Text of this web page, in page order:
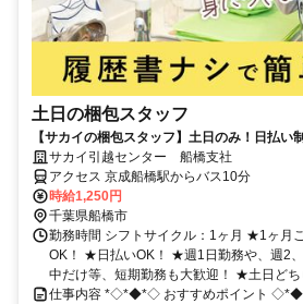
土日の梱包スタッフ
【サカイの梱包スタッフ】土日のみ！日払
まで申請で好きな時に働ける
サカイ引越センター 船橋支社
アクセス 京成船橋駅からバス10分
時給1,250円
千葉県船橋市
勤務時間 シフトサイクル：1ヶ月 ★1ヶ月
OK！ ★日払いOK！ ★週1日勤務や、週2
中だけ等、短期勤務も大歓迎！ ★土日ど
仕事内容 *◇*◆*◇ おすすめポイント